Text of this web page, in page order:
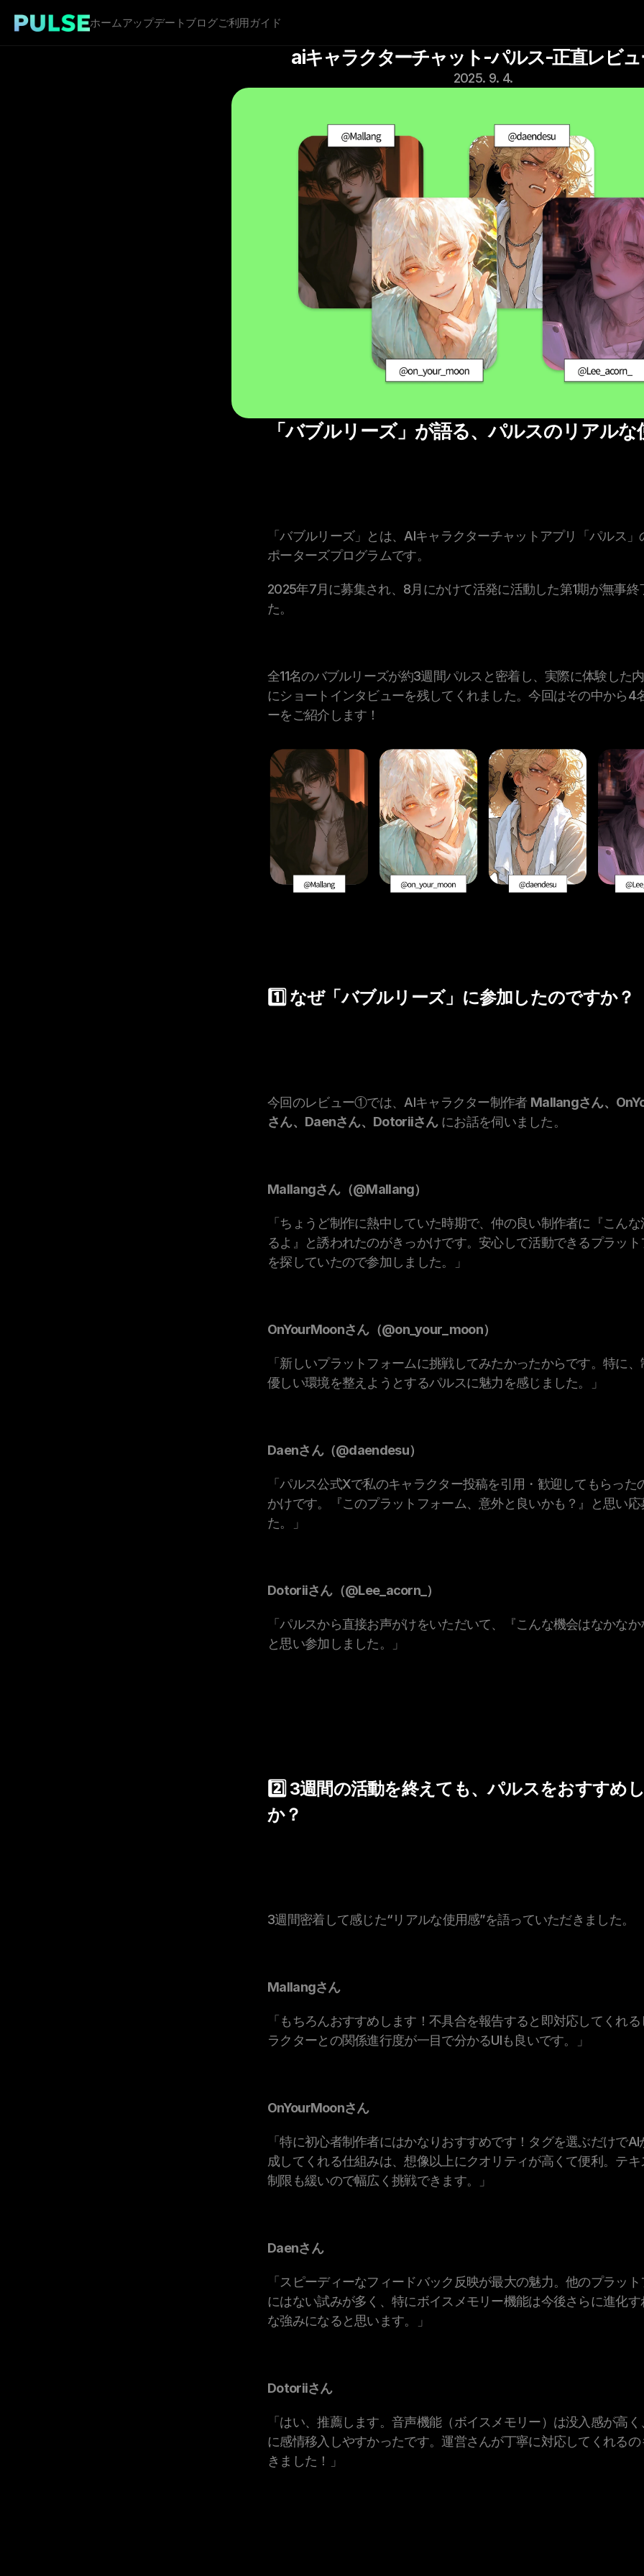
ホームアップデート ブログご利用ガイド
aiキャラクターチャット-パルス-正直レビ
2025. 9. 4.
「バブルリーズ」が語る、パルスのリアルな
「バブルリーズ」とは、AIキャラクターチャットアプリ「パルス」
ポーターズプログラムです。
2025年7月に募集され、8月にかけて活発に活動した第1期が無事終
た。
全11名のバブルリーズが約3週間パルスと密着し、実際に体験した
にショートインタビューを残してくれました。今回はその中から4
ーをご紹介します！
1️⃣ なぜ「バブルリーズ」に参加したのですか？
今回のレビュー①では、AIキャラクター制作者 Mallangさん、
さん、Daenさん、Dotoriiさん にお話を伺いました。
Mallangさん（@Mallang）
「ちょうど制作に熱中していた時期で、仲の良い制作者に『こん
るよ』と誘われたのがきっかけです。安心して活動できるプラット
を探していたので参加しました。」
OnYourMoonさん（@on_your_moon）
「新しいプラットフォームに挑戦してみたかったからです。特に
優しい環境を整えようとするパルスに魅力を感じました。」
Daenさん（@daendesu）
「パルス公式Xで私のキャラクター投稿を引用・歓迎してもらった
かけです。『このプラットフォーム、意外と良いかも？』と思い応
た。」
Dotoriiさん（@Lee_acorn_）
「パルスから直接お声がけをいただいて、『こんな機会はなかなか
と思い参加しました。」
2️⃣ 3週間の活動を終えても、パルスをおすすめ
か？
3週間密着して感じた“リアルな使用感”を語っていただきました。
Mallangさん
「もちろんおすすめします！不具合を報告すると即対応してくれる
ラクターとの関係進行度が一目で分かるUIも良いです。」
OnYourMoonさん
「特に初心者制作者にはかなりおすすめです！タグを選ぶだけでAI
成してくれる仕組みは、想像以上にクオリティが高くて便利。テキ
制限も緩いので幅広く挑戦できます。」
Daenさん
「スピーディーなフィードバック反映が最大の魅力。他のプラッ
にはない試みが多く、特にボイスメモリー機能は今後さらに進化す
な強みになると思います。」
Dotoriiさん
「はい、推薦します。音声機能（ボイスメモリー）は没入感が高く
に感情移入しやすかったです。運営さんが丁寧に対応してくれる
きました！」